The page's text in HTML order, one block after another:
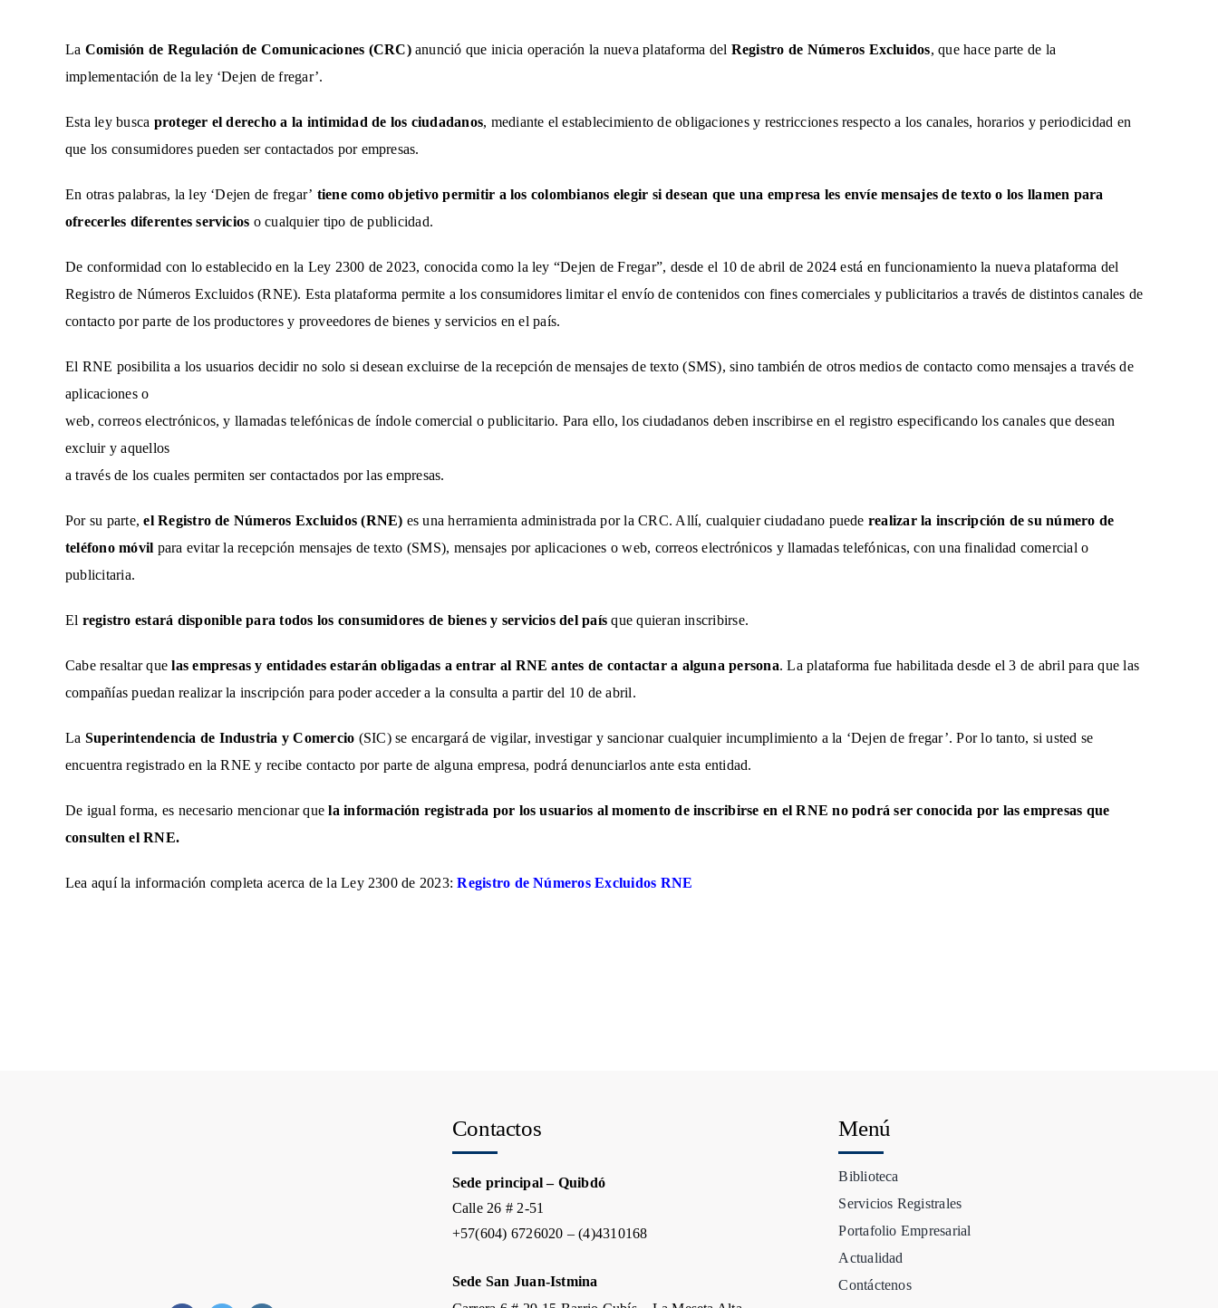
La Comisión de Regulación de Comunicaciones (CRC)anunció que inicia operación la nueva plataforma del Registro de Números Excluidos, que hace parte de la
implementación de la ley ‘Dejen de fregar’.
Esta ley busca proteger el derecho a la intimidad de los ciudadanos, mediante el establecimiento de obligaciones y restricciones respecto a los canales, horarios y periodicidad en
que los consumidores pueden ser contactados por empresas.
En otras palabras, la ley ‘Dejen de fregar’ tiene como objetivo permitir a los colombianos elegir si desean que una empresa les envíe mensajes de texto o los llamen para
ofrecerles diferentes servicios o cualquier tipo de publicidad.
De conformidad con lo establecido en la Ley 2300 de 2023, conocida como la ley “Dejen de Fregar”, desde el 10 de abril de 2024 está en funcionamiento la nueva plataforma del
Registro de Números Excluidos (RNE). Esta plataforma permite a los consumidores limitar el envío de contenidos con fines comerciales y publicitarios a través de distintos canales de
contacto por parte de los productores y proveedores de bienes y servicios en el país.
El RNE posibilita a los usuarios decidir no solo si desean excluirse de la recepción de mensajes de texto (SMS), sino también de otros medios de contacto como mensajes a través de
aplicaciones o
web, correos electrónicos, y llamadas telefónicas de índole comercial o publicitario. Para ello, los ciudadanos deben inscribirse en el registro especificando los canales que desean
excluir y aquellos
a través de los cuales permiten ser contactados por las empresas.
Por su parte,el Registro de Números Excluidos (RNE) es una herramienta administrada por la CRC. Allí, cualquier ciudadano puede realizar la inscripción de su número de
teléfono móvil para evitar la recepción mensajes de texto (SMS), mensajes por aplicaciones o web, correos electrónicos y llamadas telefónicas, con una finalidad comercial o
publicitaria.
El registro estará disponible para todos los consumidores de bienes y servicios del país que quieran inscribirse.
Cabe resaltar quelas empresas y entidades estarán obligadas a entrar al RNE antes de contactar a alguna persona. La plataforma fue habilitada desde el 3 de abril para que las
compañías puedan realizar la inscripción para poder acceder a la consulta a partir del 10 de abril.
La Superintendencia de Industria y Comercio (SIC) se encargará de vigilar, investigar y sancionar cualquier incumplimiento a la ‘Dejen de fregar’. Por lo tanto, si usted se
encuentra registrado en la RNE y recibe contacto por parte de alguna empresa, podrá denunciarlos ante esta entidad.
De igual forma, es necesario mencionar quela información registrada por los usuarios al momento de inscribirse en el RNE no podrá ser conocida por las empresas que
consulten el RNE.
Lea aquí la información completa acerca de la Ley 2300 de 2023: Registro de Números Excluidos RNE
Contactos
Sede principal – Quibdó
Calle 26 # 2-51
+57(604) 6726020 – (4)4310168
Sede San Juan-Istmina
Menú
Biblioteca
Servicios Registrales
Portafolio Empresarial
Actualidad
Contáctenos